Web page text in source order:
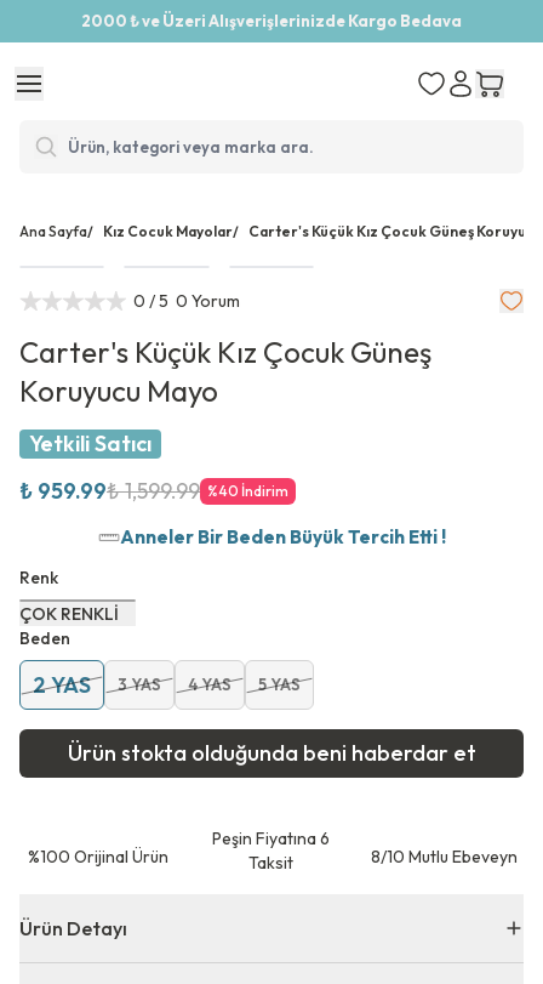
2000 ₺ ve Üzeri Alışverişlerinizde Kargo Bedava
Ana Sayfa/ Kız Cocuk Mayolar/ Carter's Küçük Kız Çocuk Güneş
0 / 5 0 Yorum
Carter's Küçük Kız Çocuk Güneş
Koruyucu Mayo
Yetkili Satıcı
₺ 959.99₺ 1,599.99 %40 İndirim
Anneler Bir Beden Büyük Tercih Etti !
Renk
ÇOK RENKLİ
Beden
2 YAS 3 YAS 4 YAS 5 YAS
Ürün stokta olduğunda beni haberdar et
⁠%100 Orijinal Ürün
Peşin Fiyatına 6
Taksit
8/10 Mutlu Ebeveyn
Ürün Detayı